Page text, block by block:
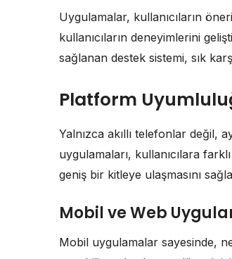
Uygulamalar, kullanıcıların
kullanıcıların deneyimlerini
sağlanan destek sistemi, sık
Platform
Yalnızca akıllı telefonlar değil,
uygulamaları, kullanıcılara
geniş bir kitleye ulaşmasını
Mobil ve Web
Mobil uygulamalar sayesinde,